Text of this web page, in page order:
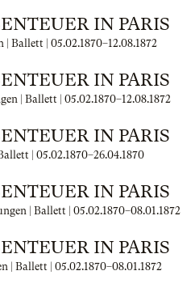
IN PARIS
| Ballett | 05.02.1870–12.08.1872
IN PARIS
| Ballett | 05.02.1870–12.08.1872
IN PARIS
| 05.02.1870–26.04.1870
IN PARIS
| Ballett | 05.02.1870–08.01.1872
IN PARIS
| Ballett | 05.02.1870–08.01.1872